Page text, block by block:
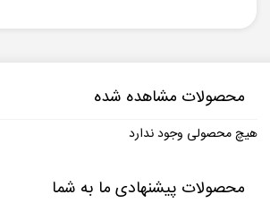
محصولات مشاهده شده
هیچ محصولی وجود ندارد
محصولات پیشنهادی ما به شما